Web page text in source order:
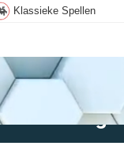
Klassieke Spellen
Nieuwe